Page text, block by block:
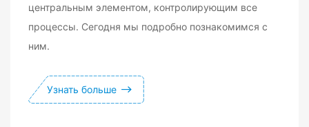
центральным элементом, контролирующим все
процессы. Сегодня мы подробно познакомимся с
ним.
Узнать больше